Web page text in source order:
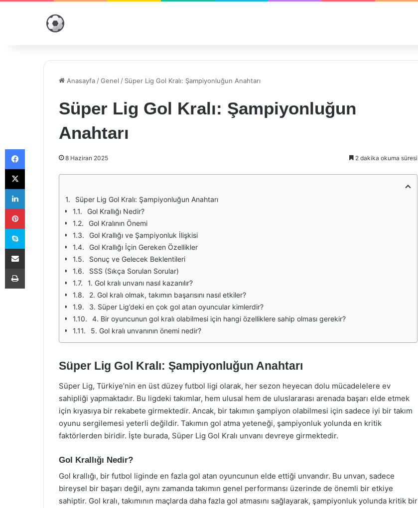
Anasayfa /Genel / Süper Lig Gol Kralı: Şampiyonluğun Anahtarı
Süper Lig Gol Kralı: Şampiyonluğun
Anahtarı
8 Haziran 2025 2 dakika okuma süresi
Süper Lig Gol Kralı: Şampiyonluğun Anahtarı
Gol Krallığı Nedir?
Gol Kralının Önemi
Gol Krallığı ve Şampiyonluk İlişkisi
Gol Krallığı İçin Gereken Özellikler
Sonuç ve Gelecek Beklentileri
SSS (Sıkça Sorulan Sorular)
1. Gol kralı unvanı nasıl kazanılır?
2. Gol kralı olmak, takımın başarısını nasıl etkiler?
3. Süper Lig’deki en çok gol atan oyuncular kimlerdir?
4. Bir oyuncunun gol kralı olabilmesi için hangi özelliklere sahip olması gerekir?
5. Gol kralı unvanının önemi nedir?
Süper Lig Gol Kralı: Şampiyonluğun Anahtarı
Süper Lig, Türkiye’nin en üst düzey futbol ligi olarak, her sezon heyecan dolu mücadelelere ev
sahipliği yapmaktadır. Bu ligdeki takımlar, hem ulusal hem de uluslararası arenada başarı elde etmek
için kıyasıya bir rekabete girmektedir. Ancak, bir takımın şampiyon olabilmesi için sadece iyi bir takım
oyunu sergilemesi yeterli değildir. Takımın gol atma yeteneği, şampiyonluk yolunda en kritik
faktörlerden biridir. İşte burada, Süper Lig Gol Kralı unvanı devreye girmektedir.
Gol Krallığı Nedir?
Gol krallığı, bir futbol liginde en fazla gol atan oyuncunun elde ettiği unvandır. Bu unvan, sadece
bireysel bir başarı değil, aynı zamanda takımın genel performansı üzerinde de önemli bir etkiye
sahiptir. Gol kralı, takımının maçlarda daha fazla gol atmasını sağlayarak, şampiyonluk yolunda kritik bir
Facebook
X
LinkedIn
Pinterest
Skype
E-Posta ile paylaş